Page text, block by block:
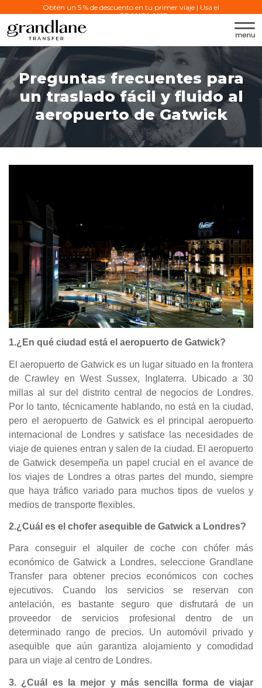
Obtén un 5 % de descuento en tu primer viaje | Usa el
código:GRANDLANE
Preguntas frecuentes para
un traslado fácil y fluido al
aeropuerto de Gatwick
1.¿En qué ciudad está el aeropuerto de Gatwick?
El aeropuerto de Gatwick es un lugar situado en la frontera
de Crawley en West Sussex, Inglaterra. Ubicado a 30
millas al sur del distrito central de negocios de Londres.
Por lo tanto, técnicamente hablando, no está en la ciudad,
pero el aeropuerto de Gatwick es el principal aeropuerto
internacional de Londres y satisface las necesidades de
viaje de quienes entran y salen de la ciudad. El aeropuerto
de Gatwick desempeña un papel crucial en el avance de
los viajes de Londres a otras partes del mundo, siempre
que haya tráfico variado para muchos tipos de vuelos y
medios de transporte flexibles.
2.¿Cuál es el chofer asequible de Gatwick a Londres?
Para conseguir el alquiler de coche con chófer más
económico de Gatwick a Londres, seleccione Grandlane
Transfer para obtener precios económicos con coches
ejecutivos. Cuando los servicios se reservan con
antelación, es bastante seguro que disfrutará de un
proveedor de servicios profesional dentro de un
determinado rango de precios. Un automóvil privado y
asequible que aún garantiza alojamiento y comodidad
para un viaje al centro de Londres.
3. ¿Cuál es la mejor y más sencilla forma de viajar